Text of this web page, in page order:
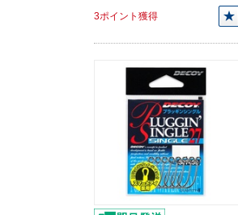
3ポイント獲得